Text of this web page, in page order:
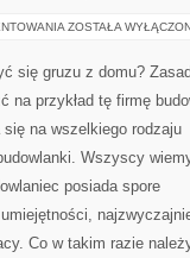
JAKI
DZIAŁKĘ?
ZOSTAŁA
się gruzu z domu?
na przykład tę firmę
na wszelkiego rodzaju
Wszyscy
posiada spore
Co w takim razie